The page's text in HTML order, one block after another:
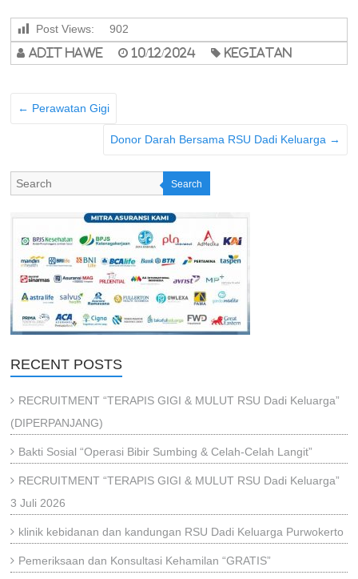
Post Views: 902
adit hawe 10/12/2024 Kegiatan
← Perawatan Gigi
Donor Darah Bersama RSU Dadi Keluarga →
Search
RECENT POSTS
RECRUITMENT “TERAPIS GIGI & MULUT RSU Dadi Keluarga”
(DIPERPANJANG)
Bakti Sosial “Operasi Bibir Sumbing & Celah-Celah Langit”
RECRUITMENT “TERAPIS GIGI & MULUT RSU Dadi Keluarga”
3 Juli 2026
klinik kebidanan dan kandungan RSU Dadi Keluarga Purwokerto
Pemeriksaan dan Konsultasi Kehamilan “GRATIS”